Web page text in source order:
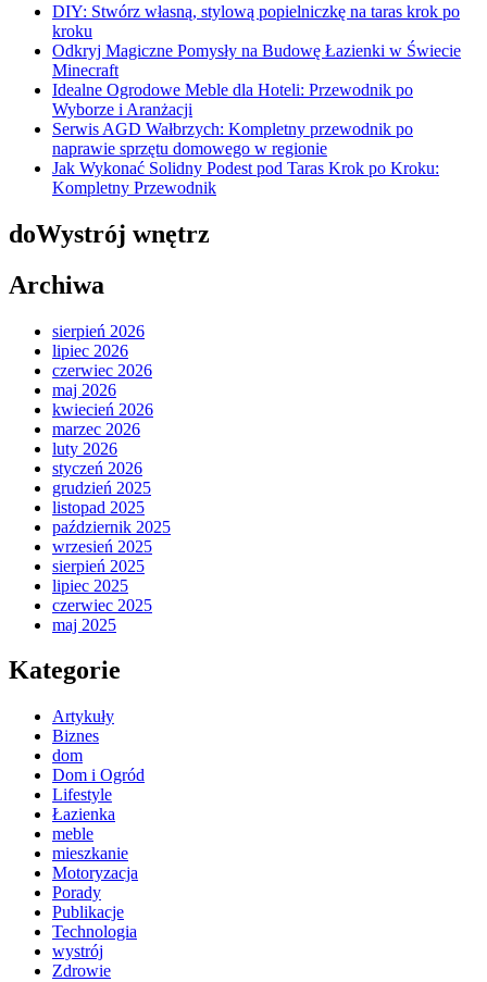
DIY: Stwórz własną, stylową popielniczkę na taras krok po
kroku
Odkryj Magiczne Pomysły na Budowę Łazienki w Świecie
Minecraft
Idealne Ogrodowe Meble dla Hoteli: Przewodnik po
Wyborze i Aranżacji
Serwis AGD Wałbrzych: Kompletny przewodnik po
naprawie sprzętu domowego w regionie
Jak Wykonać Solidny Podest pod Taras Krok po Kroku:
Kompletny Przewodnik
doWystrój wnętrz
Archiwa
sierpień 2026
lipiec 2026
czerwiec 2026
maj 2026
kwiecień 2026
marzec 2026
luty 2026
styczeń 2026
grudzień 2025
listopad 2025
październik 2025
wrzesień 2025
sierpień 2025
lipiec 2025
czerwiec 2025
maj 2025
Kategorie
Artykuły
Biznes
dom
Dom i Ogród
Lifestyle
Łazienka
meble
mieszkanie
Motoryzacja
Porady
Publikacje
Technologia
wystrój
Zdrowie